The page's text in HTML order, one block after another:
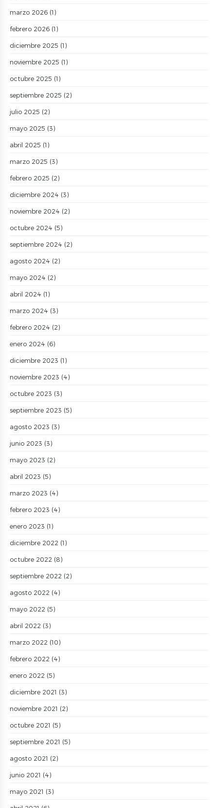
marzo 2026 (1)
febrero 2026 (1)
diciembre 2025 (1)
noviembre 2025 (1)
octubre 2025 (1)
septiembre 2025 (2)
julio 2025 (2)
mayo 2025 (3)
abril 2025 (1)
marzo 2025 (3)
febrero 2025 (2)
diciembre 2024 (3)
noviembre 2024 (2)
octubre 2024 (5)
septiembre 2024 (2)
agosto 2024 (2)
mayo 2024 (2)
abril 2024 (1)
marzo 2024 (3)
febrero 2024 (2)
enero 2024 (6)
diciembre 2023 (1)
noviembre 2023 (4)
octubre 2023 (3)
septiembre 2023 (5)
agosto 2023 (3)
junio 2023 (3)
mayo 2023 (2)
abril 2023 (5)
marzo 2023 (4)
febrero 2023 (4)
enero 2023 (1)
diciembre 2022 (1)
octubre 2022 (8)
septiembre 2022 (2)
agosto 2022 (4)
mayo 2022 (5)
abril 2022 (3)
marzo 2022 (10)
febrero 2022 (4)
enero 2022 (5)
diciembre 2021 (3)
noviembre 2021 (2)
octubre 2021 (5)
septiembre 2021 (5)
agosto 2021 (2)
junio 2021 (4)
mayo 2021 (3)